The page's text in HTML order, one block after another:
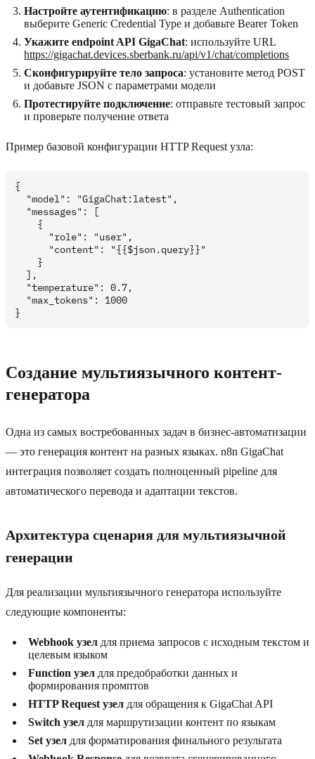
Настройте аутентификацию: в разделе Authentication
выберите Generic Credential Type и добавьте Bearer Token
Укажите endpoint API GigaChat: используйте URL
https://gigachat.devices.sberbank.ru/api/v1/chat/completions
Сконфигурируйте тело запроса: установите метод POST
и добавьте JSON с параметрами модели
Протестируйте подключение: отправьте тестовый запрос
и проверьте получение ответа
Пример базовой конфигурации HTTP Request узла:
{
  "model": "GigaChat:latest",
  "messages": [
    {
      "role": "user",
      "content": "{{$json.query}}"
    }
  ],
  "temperature": 0.7,
  "max_tokens": 1000
Создание мультиязычного контент-
генератора
Одна из самых востребованных задач в бизнес-автоматизации
— это генерация контент на разных языках. n8n GigaChat
интеграция позволяет создать полноценный pipeline для
автоматического перевода и адаптации текстов.
Архитектура сценария для мультиязычной
генерации
Для реализации мультиязычного генератора используйте
следующие компоненты:
Webhook узел для приема запросов с исходным текстом и
целевым языком
Function узел для предобработки данных и
формирования промптов
HTTP Request узел для обращения к GigaChat API
Switch узел для маршрутизации контент по языкам
Set узел для форматирования финального результата